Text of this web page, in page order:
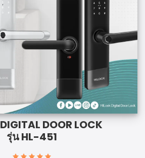
DIGITAL DOOR LOCK
รุ่น HL-451